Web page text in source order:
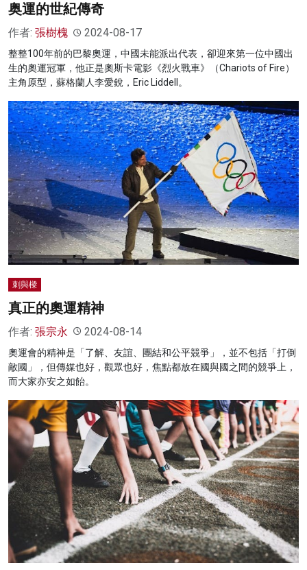
奥運的世紀傳奇
作者: 張樹槐 2024-08-17
整整100年前的巴黎奧運，中國未能派出代表，卻迎來第一位中國出
生的奧運冠軍，他正是奧斯卡電影《烈火戰車》（Chariots of Fire）
主角原型，蘇格蘭人李愛銳，Eric Liddell。
刺與樑
真正的奧運精神
作者: 張宗永 2024-08-14
奧運會的精神是「了解、友誼、團結和公平競爭」，並不包括「打倒
敵國」，但傳媒也好，觀眾也好，焦點都放在國與國之間的競爭上，
而大家亦安之如飴。